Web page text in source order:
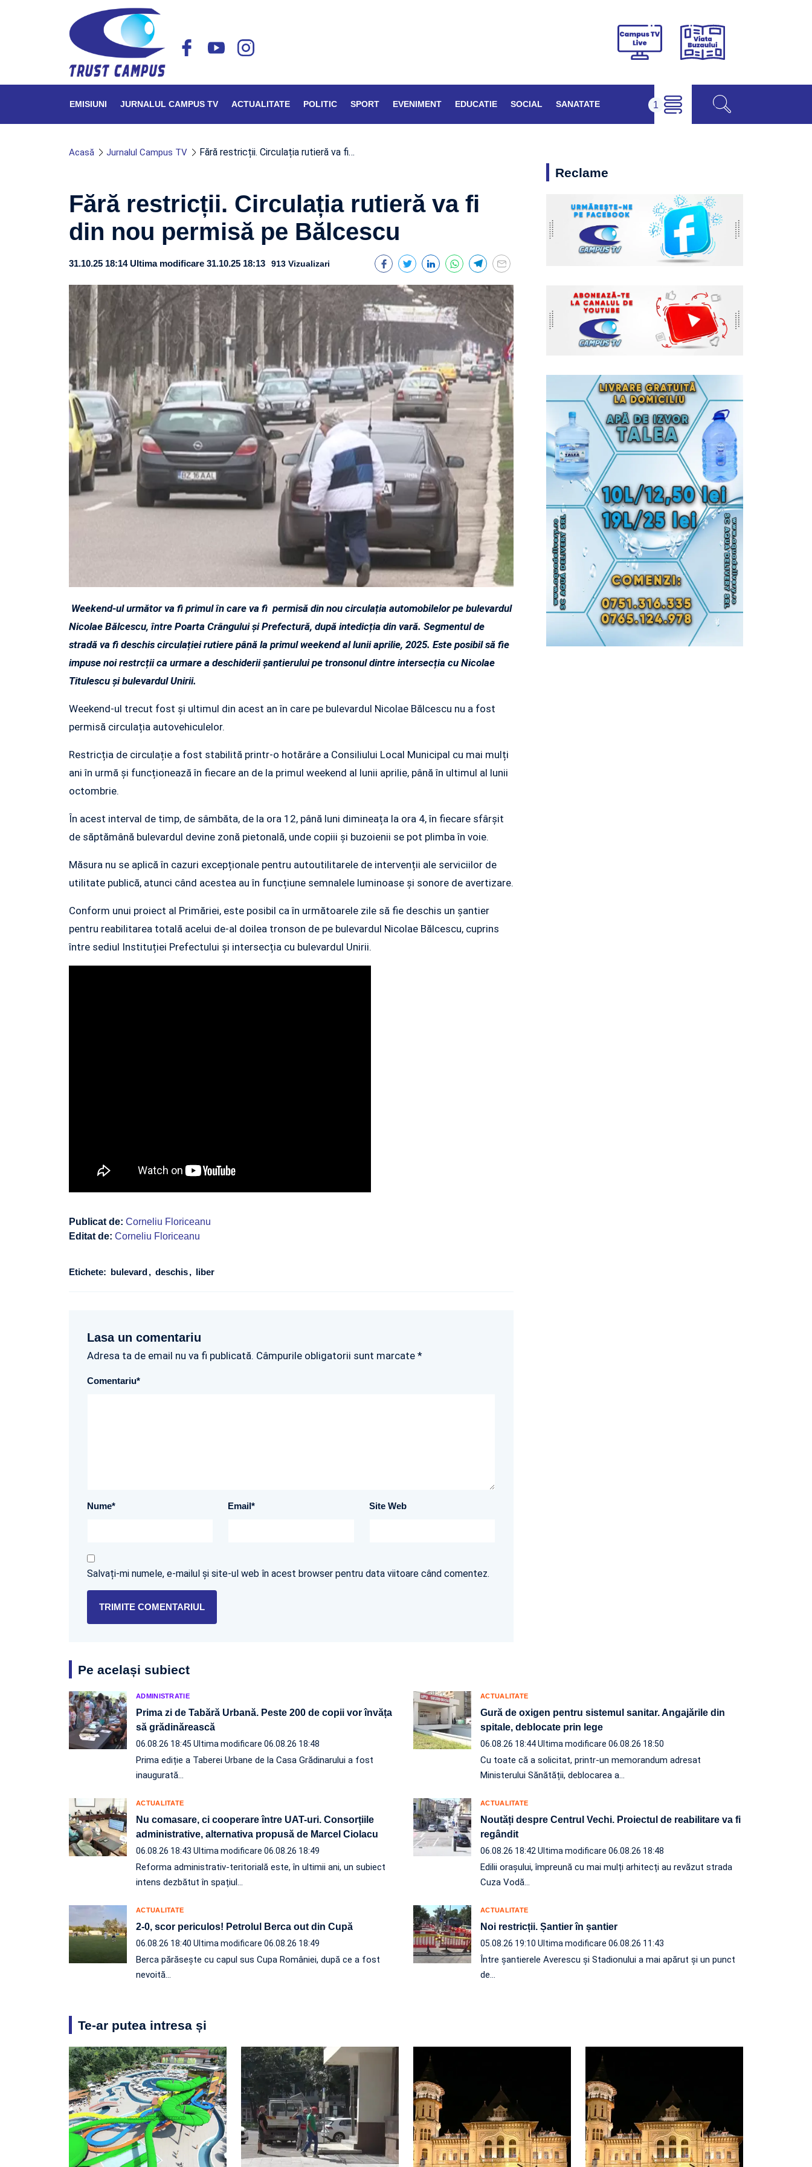
Campus
Viața
EMISIUNI JURNALUL CAMPUS TV ACTUALITATE POLITIC SPORT EVENIMENT EDUCATIE SOCIAL SANATATE
Acasă Jurnalul Campus TV Fără restricții. Circulația rutieră va fi…
Fără restricții. Circulația rutieră va fi
din nou permisă pe Bălcescu
31.10.25 18:14 Ultima modificare 31.10.25 18:13 913 Vizualizari
Weekend-ul următor va fi primul în care va fi permisă din nou circulația automobilelor pe bulevardul
Nicolae Bălcescu, între Poarta Crângului și Prefectură, după intedicția din vară. Segmentul de
stradă va fi deschis circulației rutiere până la primul weekend al lunii aprilie, 2025. Este posibil să fie
impuse noi restrcții ca urmare a deschiderii șantierului pe tronsonul dintre intersecția cu Nicolae
Titulescu și bulevardul Unirii.
Weekend-ul trecut fost și ultimul din acest an în care pe bulevardul Nicolae Bălcescu nu a fost
permisă circulația autovehiculelor.
Restricția de circulație a fost stabilită printr-o hotărâre a Consiliului Local Municipal cu mai mulți
ani în urmă și funcționează în fiecare an de la primul weekend al lunii aprilie, până în ultimul al lunii
octombrie.
În acest interval de timp, de sâmbăta, de la ora 12, până luni dimineața la ora 4, în fiecare sfârșit
de săptămână bulevardul devine zonă pietonală, unde copiii și buzoienii se pot plimba în voie.
Măsura nu se aplică în cazuri excepționale pentru autoutilitarele de intervenții ale serviciilor de
utilitate publică, atunci când acestea au în funcțiune semnalele luminoase și sonore de avertizare.
Conform unui proiect al Primăriei, este posibil ca în următoarele zile să fie deschis un șantier
pentru reabilitarea totală acelui de-al doilea tronson de pe bulevardul Nicolae Bălcescu, cuprins
între sediul Instituției Prefectului și intersecția cu bulevardul Unirii.
Publicat de: Corneliu Floriceanu
Editat de: Corneliu Floriceanu
Etichete: bulevard deschis liber
Lasa un comentariu
Adresa ta de email nu va fi publicată. Câmpurile obligatorii sunt marcate *
Comentariu*
Nume* Email* Site Web
Salvați-mi numele, e-mailul și site-ul web în acest browser pentru data viitoare când comentez.
Reclame
Pe același subiect
ADMINISTRATIE
Prima zi de Tabără Urbană. Peste 200 de copii vor învăța
să grădinărească
06.08.26 18:45 Ultima modificare 06.08.26 18:48
Prima ediție a Taberei Urbane de la Casa Grădinarului a fost
inaugurată…
ACTUALITATE
Gură de oxigen pentru sistemul sanitar. Angajările din
spitale, deblocate prin lege
06.08.26 18:44Ultima modificare 06.08.26 18:50
Cu toate că a solicitat, printr-un memorandum adresat
Ministerului Sănătății, deblocarea a…
ACTUALITATE
Nu comasare, ci cooperare între UAT-uri. Consorțiile
administrative, alternativa propusă de Marcel Ciolacu
06.08.26 18:43 Ultima modificare 06.08.26 18:49
Reforma administrativ-teritorială este, în ultimii ani, un subiect
intens dezbătut în spațiul…
ACTUALITATE
Noutăți despre Centrul Vechi. Proiectul de reabilitare va fi
regândit
06.08.26 18:42 Ultima modificare 06.08.26 18:48
Edilii orașului, împreună cu mai mulți arhitecți au revăzut strada
Cuza Vodă…
ACTUALITATE
2-0, scor periculos! Petrolul Berca out din Cupă
06.08.26 18:40 Ultima modificare 06.08.26 18:49
Berca părăsește cu capul sus Cupa României, după ce a fost
nevoită…
ACTUALITATE
Noi restricții. Șantier în șantier
05.08.26 19:10 Ultima modificare 06.08.26 11:43
Între șantierele Averescu și Stadionului a mai apărut și un punct
de…
Te-ar putea intresa și